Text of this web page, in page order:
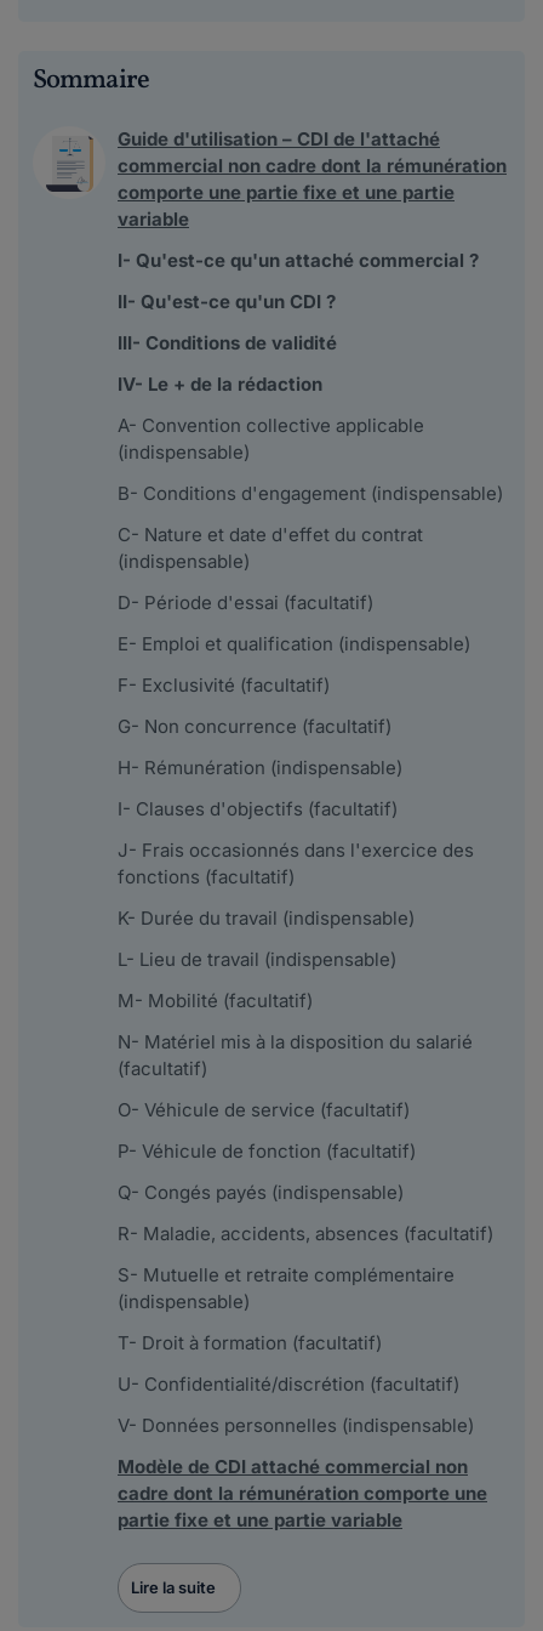
Sommaire
Guide d'utilisation – CDI de l'attaché
commercial non cadre dont la rémunération
comporte une partie fixe et une partie
variable
I- Qu'est-ce qu'un attaché commercial ?
II- Qu'est-ce qu'un CDI ?
III- Conditions de validité
IV- Le + de la rédaction
A- Convention collective applicable
(indispensable)
B- Conditions d'engagement (indispensable)
C- Nature et date d'effet du contrat
(indispensable)
D- Période d'essai (facultatif)
E- Emploi et qualification (indispensable)
F- Exclusivité (facultatif)
G- Non concurrence (facultatif)
H- Rémunération (indispensable)
I- Clauses d'objectifs (facultatif)
J- Frais occasionnés dans l'exercice des
fonctions (facultatif)
K- Durée du travail (indispensable)
L- Lieu de travail (indispensable)
M- Mobilité (facultatif)
N- Matériel mis à la disposition du salarié
(facultatif)
O- Véhicule de service (facultatif)
P- Véhicule de fonction (facultatif)
Q- Congés payés (indispensable)
R- Maladie, accidents, absences (facultatif)
S- Mutuelle et retraite complémentaire
(indispensable)
T- Droit à formation (facultatif)
U- Confidentialité/discrétion (facultatif)
V- Données personnelles (indispensable)
Modèle de CDI attaché commercial non
cadre dont la rémunération comporte une
partie fixe et une partie variable
Lire la suite